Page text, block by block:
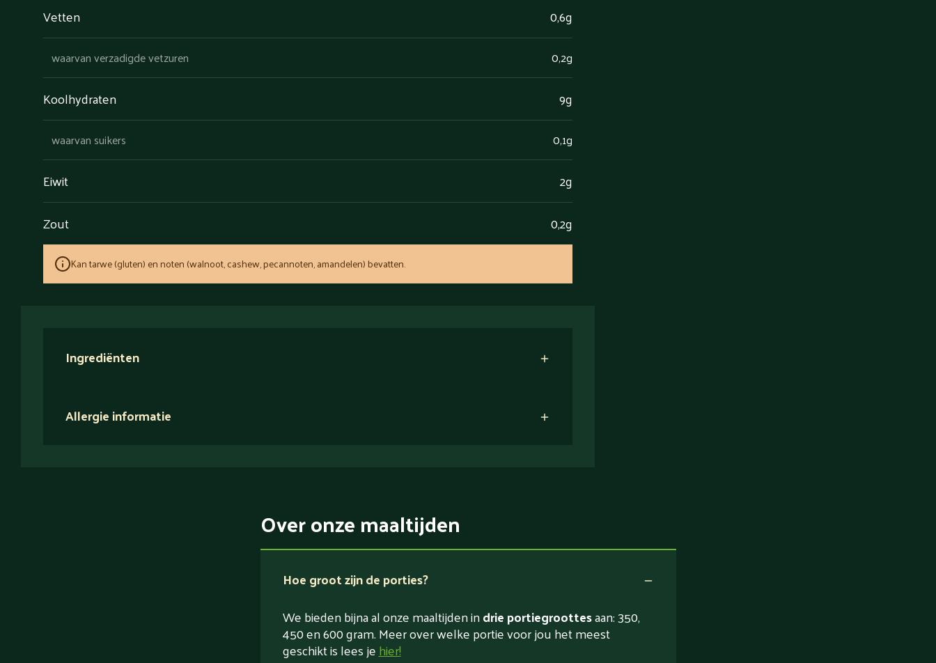
Vetten 0,6g
waarvan verzadigde vetzuren 0,2g
Koolhydraten 9g
waarvan suikers 0,1g
Eiwit
2g
Zout
0,2g
Kan tarwe (gluten) en noten (walnoot, cashew, pecannoten, amandelen) bevatten.
Ingrediënten
Allergie informatie
Over onze maaltijden
Hoe groot zijn de porties?
We bieden bijna al onze maaltijden indrie portiegroottesaan: 350,
450 en 600 gram. Meer over welke portie voor jou het meest
geschikt is lees jehier!